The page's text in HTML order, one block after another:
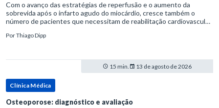
Com o avanço das estratégias de reperfusão e o aumento da
sobrevida após o infarto agudo do miocárdio, cresce também o
número de pacientes que necessitam de reabilitação cardiovascular
PorThiago Dipp
15 min. 13 de agosto de 2026
Clínica Médica
Osteoporose: diagnóstico e avaliação